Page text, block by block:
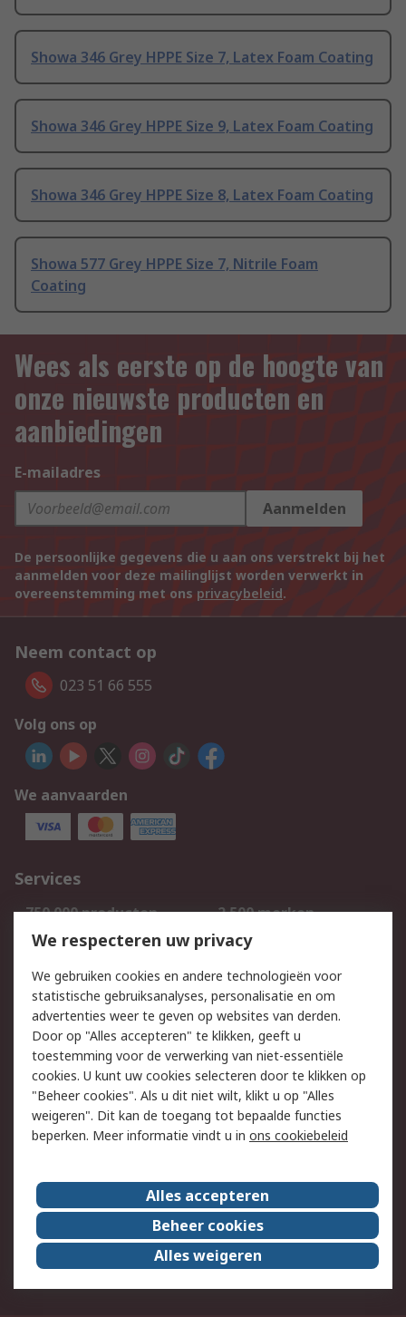
Showa 346 Grey HPPE Size 7, Latex Foam Coating
Showa 346 Grey HPPE Size 9, Latex Foam Coating
Showa 346 Grey HPPE Size 8, Latex Foam Coating
Showa 577 Grey HPPE Size 7, Nitrile Foam
Coating
Wees als eerste op de hoogte van
onze nieuwste producten en
aanbiedingen
E-mailadres
Aanmelden
De persoonlijke gegevens die u aan ons verstrekt bij het
aanmelden voor deze mailinglijst worden verwerkt in
overeenstemming met ons privacybeleid.
Neem contact op
023 51 66 555
Volg ons op
We aanvaarden
Services
750.000 producten
2.500 merken
Bestellen
Inkoopoplossingen
Track & Trace
Wettelijk
Cookiebeleid
Email veiligheid
Privacybeleid
Websitevoorwaarden
Algemene
verkoopvoorwaarden
Over RS
RS Group
Over ons
RS wereldwijd
Werken bij RS
ESG
We respecteren uw privacy
We gebruiken cookies en andere technologieën voor
statistische gebruiksanalyses, personalisatie en om
advertenties weer te geven op websites van derden.
Door op "Alles accepteren" te klikken, geeft u
toestemming voor de verwerking van niet-essentiële
cookies. U kunt uw cookies selecteren door te klikken op
"Beheer cookies". Als u dit niet wilt, klikt u op "Alles
weigeren". Dit kan de toegang tot bepaalde functies
beperken. Meer informatie vindt u in ons cookiebeleid
Alles accepteren
Beheer cookies
Alles weigeren